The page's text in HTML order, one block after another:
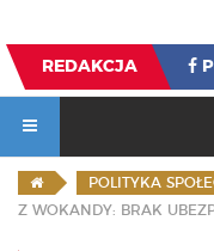
REDAKCJA
POLITYKA